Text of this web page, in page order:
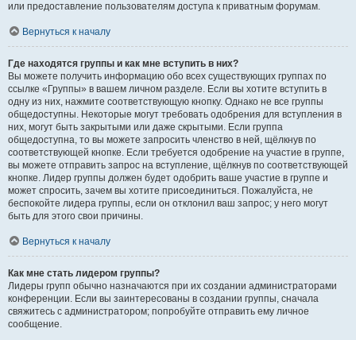
или предоставление пользователям доступа к приватным форумам.
Вернуться к началу
Где находятся группы и как мне вступить в них?
Вы можете получить информацию обо всех существующих группах по
ссылке «Группы» в вашем личном разделе. Если вы хотите вступить в
одну из них, нажмите соответствующую кнопку. Однако не все группы
общедоступны. Некоторые могут требовать одобрения для вступления в
них, могут быть закрытыми или даже скрытыми. Если группа
общедоступна, то вы можете запросить членство в ней, щёлкнув по
соответствующей кнопке. Если требуется одобрение на участие в группе,
вы можете отправить запрос на вступление, щёлкнув по соответствующей
кнопке. Лидер группы должен будет одобрить ваше участие в группе и
может спросить, зачем вы хотите присоединиться. Пожалуйста, не
беспокойте лидера группы, если он отклонил ваш запрос; у него могут
быть для этого свои причины.
Вернуться к началу
Как мне стать лидером группы?
Лидеры групп обычно назначаются при их создании администраторами
конференции. Если вы заинтересованы в создании группы, сначала
свяжитесь с администратором; попробуйте отправить ему личное
сообщение.